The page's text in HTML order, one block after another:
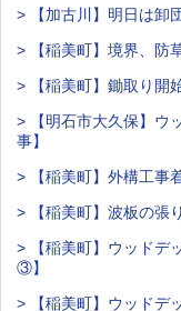
> 【加古川】明日は卸
> 【稲美町】境界、防
> 【稲美町】鋤取り開
> 【明石市大久保】ウ
事】
> 【稲美町】外構工事
> 【稲美町】波板の張
> 【稲美町】ウッドデ
③】
> 【稲美町】ウッドデ